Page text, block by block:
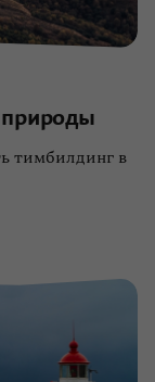
тимбилдинг в